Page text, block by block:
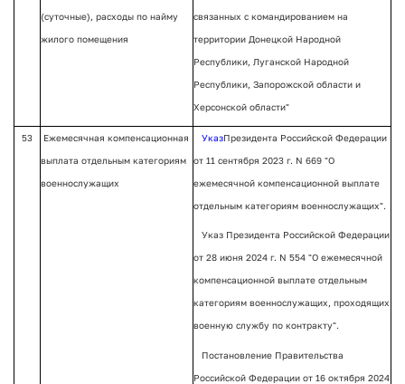
(суточные), расходы по найму
жилого помещения
связанных с командированием на
территории Донецкой Народной
Республики, Луганской Народной
Республики, Запорожской области и
Херсонской области"
53 Ежемесячная компенсационная
выплата отдельным категориям
военнослужащих
УказПрезидента Российской Федерации
от 11 сентября 2023 г. N 669 "О
ежемесячной компенсационной выплате
отдельным категориям военнослужащих".
Указ Президента Российской Федерации
от 28 июня 2024 г. N 554 "О ежемесячной
компенсационной выплате отдельным
категориям военнослужащих, проходящих
военную службу по контракту".
Постановление Правительства
Российской Федерации от 16 октября 2024